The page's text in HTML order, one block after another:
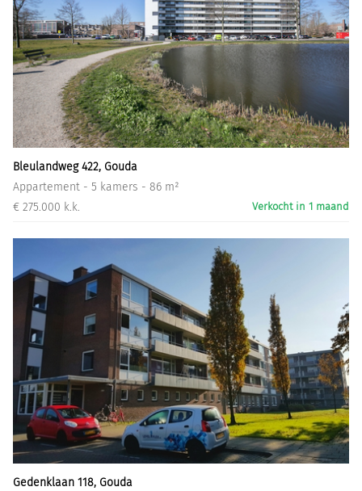
Bleulandweg 422, Gouda
Appartement - 5 kamers - 86 m²
€ 275.000 k.k.
Verkocht in 1 maand
Gedenklaan 118, Gouda